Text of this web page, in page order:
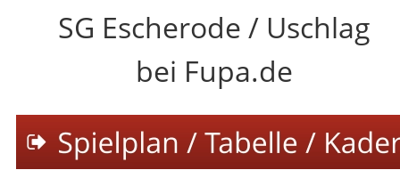
SG Escherode / Uschlag
bei Fupa.de